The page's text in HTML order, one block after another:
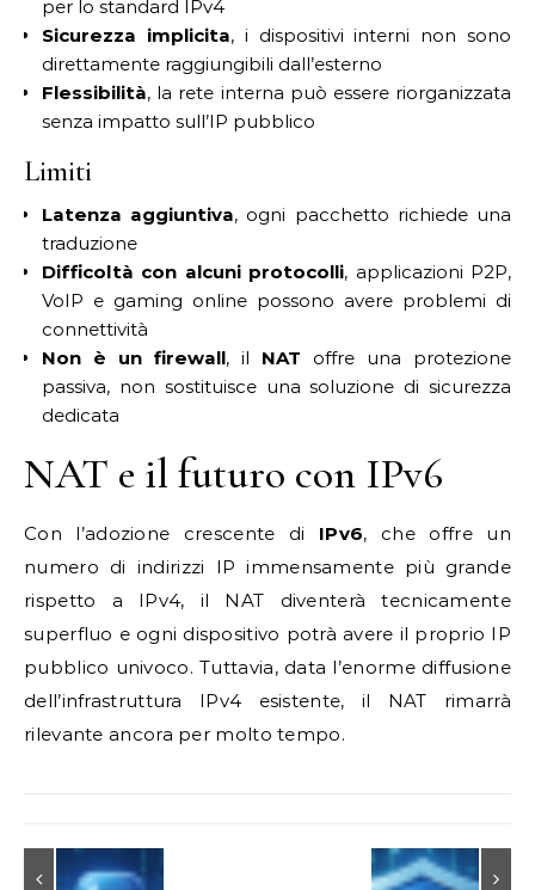
per lo standard IPv4
Sicurezza implicita, i dispositivi interni non sono
direttamente raggiungibili dall’esterno
Flessibilità, la rete interna può essere riorganizzata
senza impatto sull’IP pubblico
Limiti
Latenza aggiuntiva, ogni pacchetto richiede una
traduzione
Difficoltà con alcuni protocolli, applicazioni P2P,
VoIP e gaming online possono avere problemi di
connettività
Non è un firewall, il NAT offre una protezione
passiva, non sostituisce una soluzione di sicurezza
dedicata
NAT e il futuro con IPv6
Con l’adozione crescente di IPv6, che offre un
numero di indirizzi IP immensamente più grande
rispetto a IPv4, il NAT diventerà tecnicamente
superfluo e ogni dispositivo potrà avere il proprio IP
pubblico univoco. Tuttavia, data l’enorme diffusione
dell’infrastruttura IPv4 esistente, il NAT rimarrà
rilevante ancora per molto tempo.